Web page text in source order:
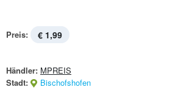
Preis: € 1,99
Händler: MPREIS
Stadt:
Bischofshofen